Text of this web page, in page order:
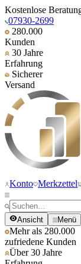
Kostenlose
07930-2699
280.000
Kunden
30 Jahre
Erfahrung
Sicherer
Versand
Konto Merkzettel
Ansicht Menü
Mehr als 280.000
zufriedene Kunden
Über 30 Jahre